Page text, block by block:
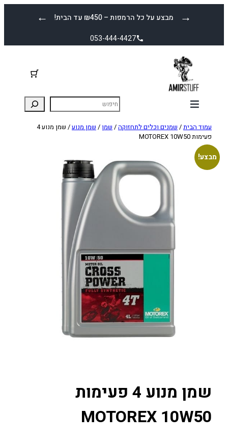
← מבצע על כל הרמפות – ₪450 עד הבית! →
053-444-4427
עמוד הבית/ שמנים וכלים לתחזוקה/ שמן / שמן מנוע
/ שמן מנוע 4
פעימות MOTOREX 10W50
מבצע!
שמן מנוע 4 פעימות
MOTOREX 10W50